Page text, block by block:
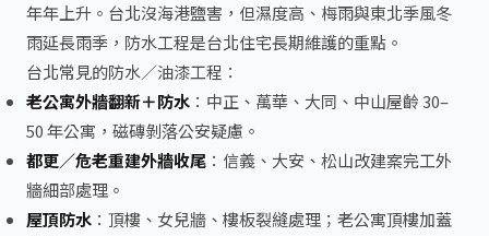
年年上升。台北沒海港鹽害，但濕度高、梅雨與東北季風冬
雨延長雨季，防水工程是台北住宅長期維護的重點。
台北常見的防水／油漆工程：
老公寓外牆翻新＋防水 ：中正、萬華、大同、中山屋齡 30–
50 年公寓，磁磚剝落公安疑慮。
都更／危老重建外牆收尾 ：信義、大安、松山改建案完工外
牆細部處理。
屋頂防水 ：頂樓、女兒牆、樓板裂縫處理；老公寓頂樓加蓋